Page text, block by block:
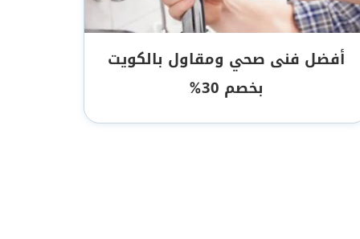
أفضل فنى صحي ومقاول بالكويت
بخصم 30%